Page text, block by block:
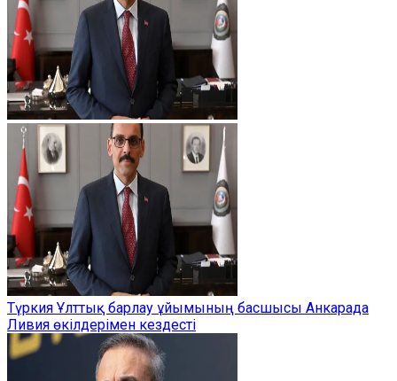
Түркия Ұлттық барлау ұйымының басшысы Анкарада
Ливия өкілдерімен кездесті